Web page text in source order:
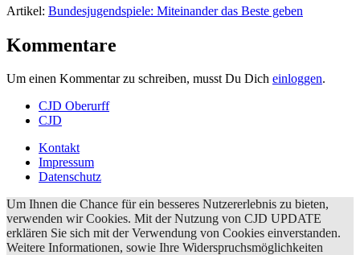
Artikel: Bundesjugendspiele: Miteinander das Beste geben
Kommentare
Um einen Kommentar zu schreiben, musst Du Dich einloggen.
CJD Oberurff
CJD
Kontakt
Impressum
Datenschutz
Um Ihnen die Chance für ein besseres Nutzererlebnis zu bieten,
verwenden wir Cookies. Mit der Nutzung von CJD UPDATE
erklären Sie sich mit der Verwendung von Cookies einverstanden.
Weitere Informationen, sowie Ihre Widerspruchsmöglichkeiten